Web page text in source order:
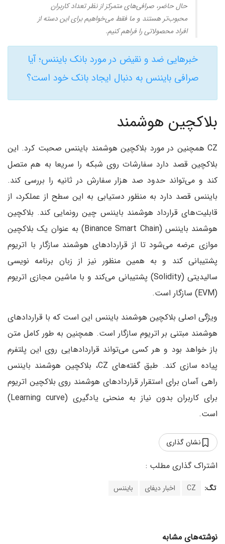
حال حاضر،‌ صرافی‌های متمرکز از نظر تعداد کاربران
محبوب‌تر هستند و ما فقط می‌خواهیم برای این دسته از
افراد محصولاتی را فراهم کنیم.
خبرهایی ضد و نقیض در مورد بانک بایننس؛ آیا
صرافی بایننس به دنبال ایجاد بانک خود است؟
بلاکچین هوشمند
CZ همچنین در مورد بلاکچین هوشمند بایننس صحبت کرد. این
بلاکچین قصد دارد سفارشات روی شبکه را سریعا به هم متصل
کند و می‌تواند حدود صد هزار سفارش در ثانیه را بررسی کند.
بایننس قصد دارد به منظور دستیابی به این سطح از عملکرد، از
قابلیت‌های قرارداد هوشمند بایننس چین رونمایی کند. بلاکچین
هوشمند بایننس (Binance Smart Chain) به عنوان یک بلاکچین
موازی عرضه می‌شود تا از قراردادهای هوشمند سازگار با اتریوم
پشتیبانی کند و به همین منظور نیز از زبان برنامه نویسی
سالیدیتی (Solidity) پشتیبانی می‌کند و با ماشین مجازی اتریوم
(EVM) سازگار است.
ویژگی اصلی بلاکچین هوشمند بایننس این است که با قراردادهای
هوشمند مبتنی بر اتریوم سازگار است. همچنین به طور کامل متن
باز خواهد بود و هر کسی می‌تواند قراردادهایی روی این پلتفرم
پیاده سازی کند. طبق گفته‌های CZ، بلاکچین هوشمند بایننس
راهی آسان برای استقرار قراردادهای هوشمند روی بلاکچین اتریوم
برای کاربران بدون نیاز به منحنی یادگیری (Learning curve)
است.
نشان گذاری
تگ: CZ اخبار دیفای بایننس
نوشته‌های مشابه